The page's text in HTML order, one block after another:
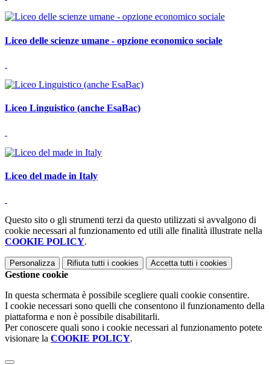
Liceo delle scienze umane - opzione economico sociale
Liceo Linguistico (anche EsaBac)
Liceo del made in Italy
Questo sito o gli strumenti terzi da questo utilizzati si avvalgono di
cookie necessari al funzionamento ed utili alle finalità illustrate nella
COOKIE POLICY.
Personalizza Rifiuta tutti i cookies Accetta tutti i cookies
Gestione cookie
In questa schermata è possibile scegliere quali cookie consentire.
I cookie necessari sono quelli che consentono il funzionamento della
piattaforma e non è possibile disabilitarli.
Per conoscere quali sono i cookie necessari al funzionamento potete
visionare la COOKIE POLICY.